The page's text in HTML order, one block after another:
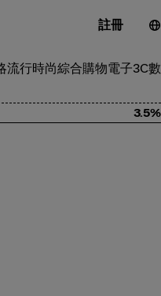
註冊
流行時尚綜合購物電子3C
3.5%